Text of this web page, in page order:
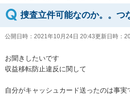
捜査立件可能なのか。。つ
公開日時： 2021年10月24日 20:43更新日時：
お聞きしたいです
収益移転防止違反に関して
自分がキャッシュカード送ったのは事実